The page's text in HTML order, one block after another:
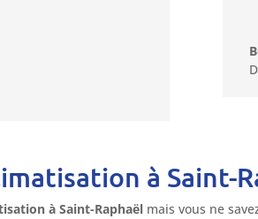
à Saint-
à Saint-Raphaël mais vous ne